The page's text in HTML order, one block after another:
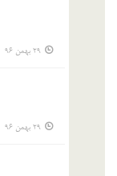
29 بهمن 96
29 بهمن 96